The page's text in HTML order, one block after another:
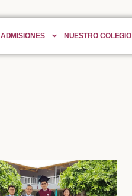
ADMISIONES NUESTRO COLEGIO